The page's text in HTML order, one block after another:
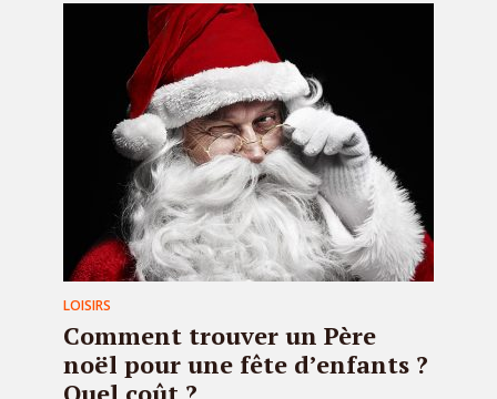
LOISIRS
Comment trouver un Père
noël pour une fête d’enfants ?